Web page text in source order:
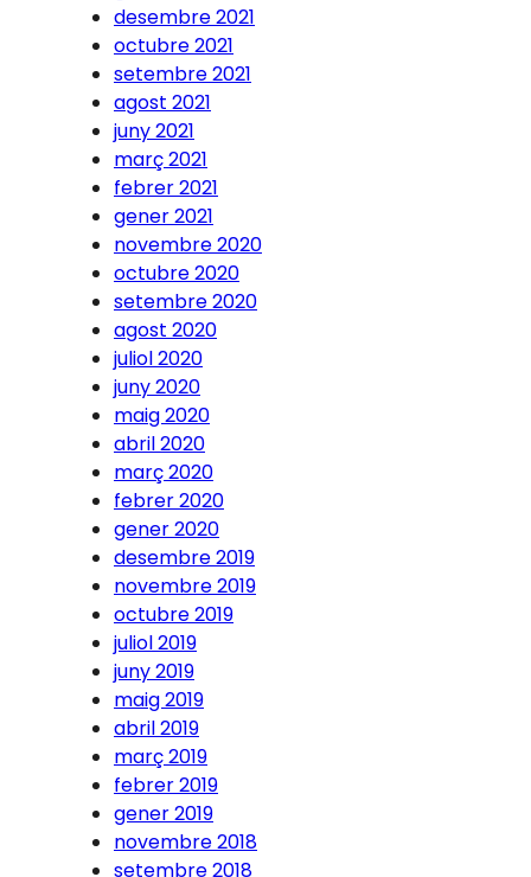
desembre 2021
octubre 2021
setembre 2021
agost 2021
juny 2021
març 2021
febrer 2021
gener 2021
novembre 2020
octubre 2020
setembre 2020
agost 2020
juliol 2020
juny 2020
maig 2020
abril 2020
març 2020
febrer 2020
gener 2020
desembre 2019
novembre 2019
octubre 2019
juliol 2019
juny 2019
maig 2019
abril 2019
març 2019
febrer 2019
gener 2019
novembre 2018
setembre 2018